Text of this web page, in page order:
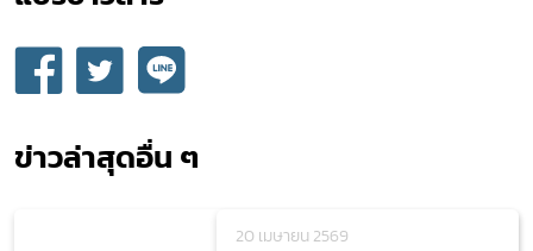
ข่าวล่าสุดอื่น ๆ
20 เมษายน 2569